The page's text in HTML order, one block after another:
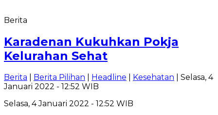
Berita
Karadenan Kukuhkan Pokja
Kelurahan Sehat
Berita Berita Pilihan Headline Kesehatan | Selasa, 4
Januari 2022 - 12:52 WIB
Selasa, 4 Januari 2022 - 12:52 WIB